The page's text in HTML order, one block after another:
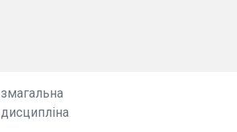
змагальна
дисципліна